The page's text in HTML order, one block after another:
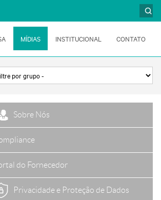
MÍDIAS INSTITUCIONAL CONTATO
Sobre Nós
do Fornecedor
Privacidade e Proteção de Dados